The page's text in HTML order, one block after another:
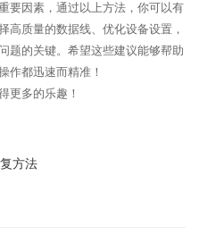
要因素，通过以上方法，你可以有
高质量的数据线、优化设备设置，
题的关键。希望这些建议能够帮助
作都迅速而精准！
更多的乐趣！
方法